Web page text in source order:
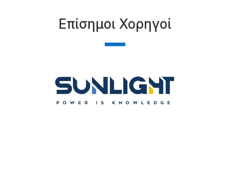
Επίσημοι Χορηγοί